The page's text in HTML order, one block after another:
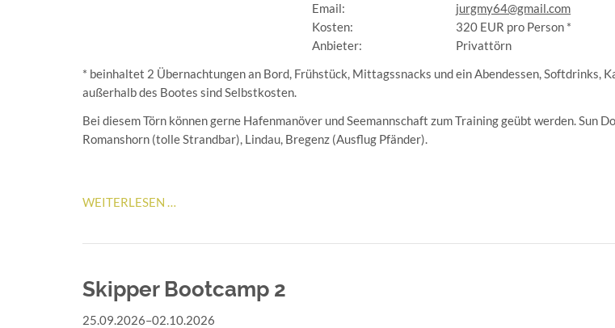
Email:
jurgmy64@gmail.com
Kosten:
320 EUR pro Person *
Anbieter:
Privattörn
* beinhaltet 2 Übernachtungen an Bord, Frühstück, Mittagssnacks und ein Abendessen, Softdrinks,
außerhalb des Bootes sind Selbstkosten.
Bei diesem Törn können gerne Hafenmanöver und Seemannschaft zum Training geübt werden.Sun
Romanshorn (tolle Strandbar), Lindau, Bregenz (Ausflug Pfänder).
WEITERLESEN …
PRIVATTÖRN)
Skipper Bootcamp 2
25.09.2026–02.10.2026